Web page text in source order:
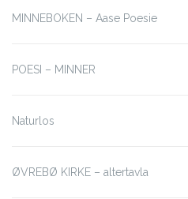
MINNEBOKEN – Aase Poesie
POESI – MINNER
Naturlos
ØVREBØ KIRKE – altertavla